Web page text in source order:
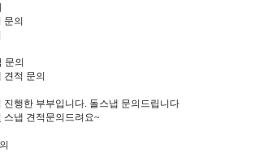
문의
문의
견적 문의
진행한 부부입니다. 돌스냅 문의드립니다
스냅 견적문의드려요~